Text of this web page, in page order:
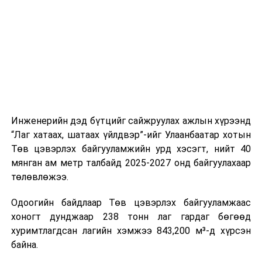
өдөр тутмын ажлын бэлэн байдлыг хангах зэрэг
практик ур чадварыг сургалтын хөтөлбөрт тусгажээ.
Сургалтыг танилцуулах лекц, асуулт-хариулт,
жишээнд суурилсан сургалт, багаар ажиллах дасгал,
танилцах, онцгой нөхцөлд ажиллах дадлага зэрэг
онол, практик хосолсон хэлбэрээр зохион байгуулж
байна.
Инженерийн дэд бүтцийг сайжруулах ажлын хүрээнд
“Лаг хатаах, шатаах үйлдвэр”-ийг Улаанбаатар хотын
Төв цэвэрлэх байгууламжийн урд хэсэгт, нийт 40
мянган ам метр талбайд 2025-2027 онд байгуулахаар
төлөвлөжээ.
Одоогийн байдлаар Төв цэвэрлэх байгууламжаас
хоногт дунджаар 238 тонн лаг гардаг бөгөөд
хуримтлагдсан лагийн хэмжээ 843,200 м³-д хүрсэн
байна.